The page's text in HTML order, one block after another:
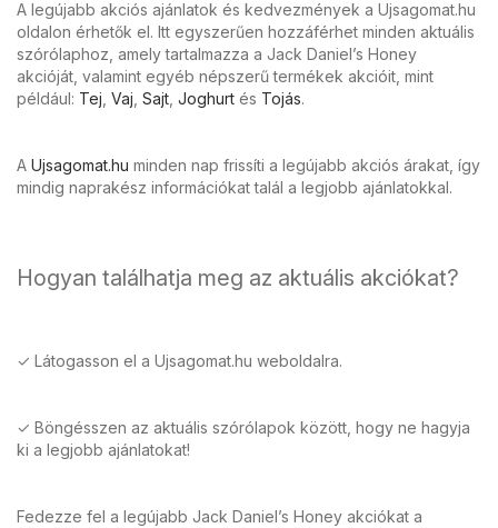
A legújabb akciós ajánlatok és kedvezmények a Ujsagomat.hu
oldalon érhetők el. Itt egyszerűen hozzáférhet minden aktuális
szórólaphoz, amely tartalmazza a Jack Daniel’s Honey
akcióját, valamint egyéb népszerű termékek akcióit, mint
például: Tej Vaj Sajt Joghurt és Tojás.
A Ujsagomat.hu minden nap frissíti a legújabb akciós árakat, így
mindig naprakész információkat talál a legjobb ajánlatokkal.
Hogyan találhatja meg az aktuális akciókat?
✓ Látogasson el a Ujsagomat.hu weboldalra.
✓ Böngésszen az aktuális szórólapok között, hogy ne hagyja
ki a legjobb ajánlatokat!
Fedezze fel a legújabb Jack Daniel’s Honey akciókat a